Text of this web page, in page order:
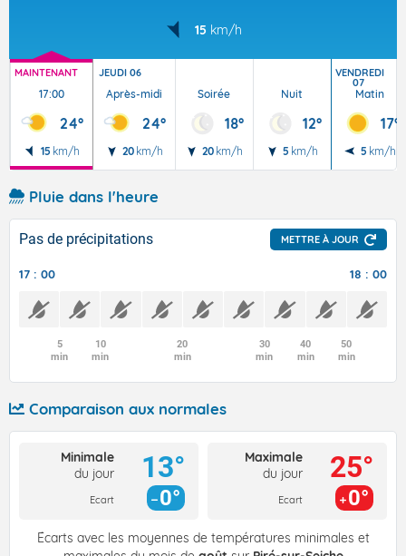
15 km/h
MAINTENANT
17:00
24°
15 km/h
JEUDI 06
Après-midi
24°
20 km/h
Soirée
18°
20 km/h
Nuit
12°
5 km/h
VENDREDI
07
Matin
17°
5 km/h
Pluie dans l'heure
Pas de précipitations METTRE À JOUR
17 : 00 18 : 00
5
min
10
min
20
min
30
min
40
min
50
min
Comparaison aux normales
Minimale
du jour
Ecart
13°
0°
Maximale
du jour
Ecart
25°
0°
Écarts avec les moyennes de températures minimales et